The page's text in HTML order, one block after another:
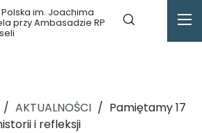
Polska im. Joachima
przy Ambasadzie RP
/ AKTUALNOŚCI / Pamiętamy 17
i refleksji